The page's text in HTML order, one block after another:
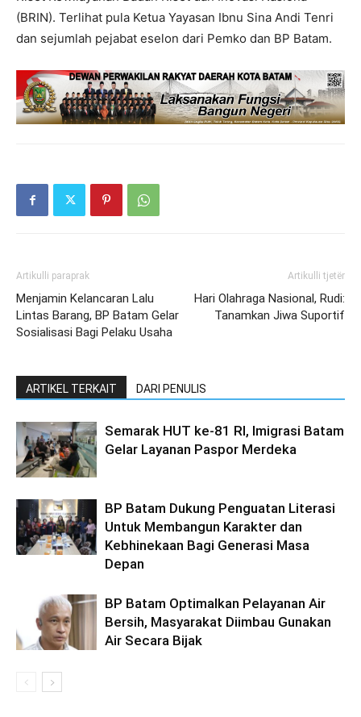
(BRIN). Terlihat pula Ketua Yayasan Ibnu Sina Andi Tenri
dan sejumlah pejabat eselon dari Pemko dan BP Batam.
Artikulli paraprak
Menjamin Kelancaran Lalu
Lintas Barang, BP Batam Gelar
Sosialisasi Bagi Pelaku Usaha
Artikulli tjetër
Hari Olahraga Nasional, Rudi:
Tanamkan Jiwa Suportif
ARTIKEL TERKAIT DARI PENULIS
Semarak HUT ke-81 RI, Imigrasi Batam
Gelar Layanan Paspor Merdeka
BP Batam Dukung Penguatan Literasi
Untuk Membangun Karakter dan
Kebhinekaan Bagi Generasi Masa
Depan
BP Batam Optimalkan Pelayanan Air
Bersih, Masyarakat Diimbau Gunakan
Air Secara Bijak